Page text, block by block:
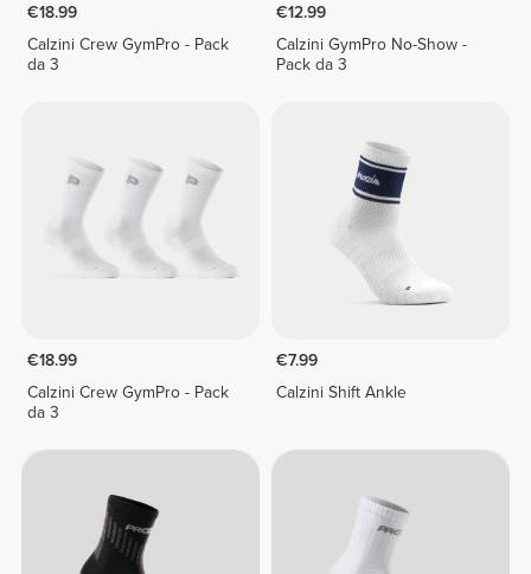
€18.99
Calzini Crew GymPro - Pack
da 3
€12.99
Calzini GymPro No-Show -
Pack da 3
€18.99
Calzini Crew GymPro - Pack
da 3
€7.99
Calzini Shift Ankle